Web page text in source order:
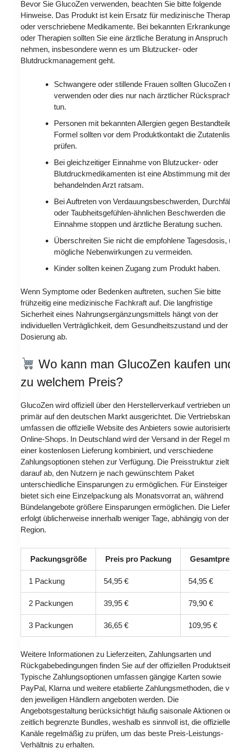
Bevor Sie GlucoZen verwenden, beachten Sie bitte folgende
Hinweise. Das Produkt ist kein Ersatz für medizinische
oder verschriebene Medikamente. Bei bekannten
oder Therapien sollten Sie eine ärztliche Beratung in Anspruch
nehmen, insbesondere wenn es um Blutzucker- oder
Blutdruckmanagement geht.
Schwangere oder stillende Frauen sollten GlucoZen
verwenden oder dies nur nach ärztlicher
tun.
Personen mit bekannten Allergien gegen
Formel sollten vor dem Produktkontakt die
prüfen.
Bei gleichzeitiger Einnahme von Blutzucker- oder
Blutdruckmedikamenten ist eine Abstimmung mit
behandelnden Arzt ratsam.
Bei Auftreten von Verdauungsbeschwerden,
oder Taubheitsgefühlen-ähnlichen Beschwerden die
Einnahme stoppen und ärztliche Beratung suchen.
Überschreiten Sie nicht die empfohlene Tagesdosis,
mögliche Nebenwirkungen zu vermeiden.
Kinder sollten keinen Zugang zum Produkt haben.
Wenn Symptome oder Bedenken auftreten, suchen Sie bitte
frühzeitig eine medizinische Fachkraft auf. Die langfristige
Sicherheit eines Nahrungsergänzungsmittels hängt von der
individuellen Verträglichkeit, dem Gesundheitszustand und der
Dosierung ab.
Wo kann man GlucoZen kaufen
zu welchem Preis?
GlucoZen wird offiziell über den Herstellerverkauf vertrieben
primär auf den deutschen Markt ausgerichtet. Die
umfassen die offizielle Website des Anbieters sowie
Online-Shops. In Deutschland wird der Versand in der Regel
einer kostenlosen Lieferung kombiniert, und verschiedene
Zahlungsoptionen stehen zur Verfügung. Die Preisstruktur zielt
darauf ab, den Nutzern je nach gewünschtem Paket
unterschiedliche Einsparungen zu ermöglichen. Für Einsteiger
bietet sich eine Einzelpackung als Monatsvorrat an, während
Bündelangebote größere Einsparungen ermöglichen. Die
erfolgt üblicherweise innerhalb weniger Tage, abhängig von der
Region.
Packungsgröße Preis pro Packung
1 Packung 54,95 € 54,95 €
2 Packungen 39,95 € 79,90 €
3 Packungen 36,65 € 109,95 €
Weitere Informationen zu Lieferzeiten, Zahlungsarten und
Rückgabebedingungen finden Sie auf der offiziellen
Typische Zahlungsoptionen umfassen gängige Karten sowie
PayPal, Klarna und weitere etablierte Zahlungsmethoden, die
den jeweiligen Händlern angeboten werden. Die
Angebotsgestaltung berücksichtigt häufig saisonale Aktionen
zeitlich begrenzte Bundles, weshalb es sinnvoll ist, die
Kanäle regelmäßig zu prüfen, um das beste Preis-Leistungs-
Verhältnis zu erhalten.